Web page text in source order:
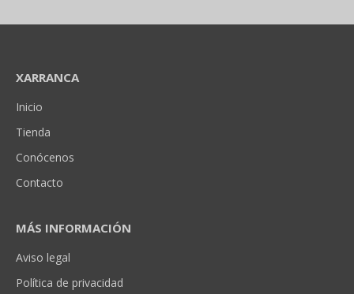
XARRANCA
Inicio
Tienda
Conócenos
Contacto
MÁS INFORMACIÓN
Aviso legal
Política de privacidad